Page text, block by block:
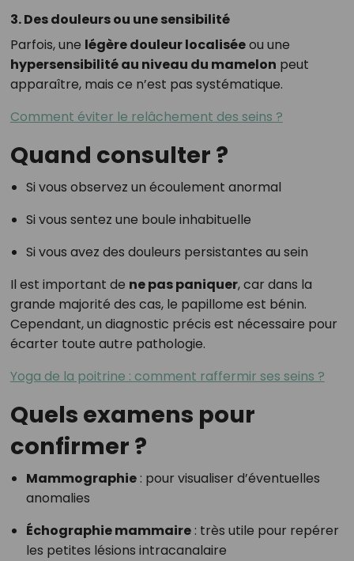
3. Des douleurs ou une sensibilité
Parfois, une légère douleur localiséeou une
hypersensibilité au niveau du mamelon peut
apparaître, mais ce n’est pas systématique.
Comment éviter le relâchement des seins ?
Quand consulter ?
Si vous observez un écoulement anormal
Si vous sentez une boule inhabituelle
Si vous avez des douleurs persistantes au sein
Il est important de ne pas paniquer, car dans la
grande majorité des cas, le papillome est bénin.
Cependant, un diagnostic précis est nécessaire pour
écarter toute autre pathologie.
Yoga de la poitrine : comment raffermir ses seins ?
Quels examens pour
confirmer ?
Mammographie: pour visualiser d’éventuelles
anomalies
Échographie mammaire: très utile pour repérer
les petites lésions intracanalaire